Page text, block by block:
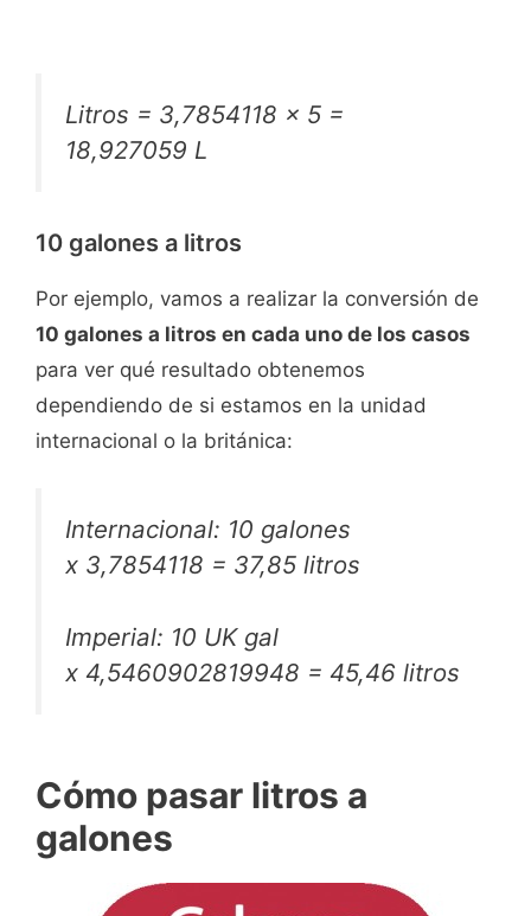
Litros = 3,7854118 x 5 =
18,927059 L
10 galones a litros
Por ejemplo, vamos a realizar la conversión de
10 galones a litros en cada uno de los casos
para ver qué resultado obtenemos
dependiendo de si estamos en la unidad
internacional o la británica:
Internacional: 10 galones
x 3,7854118 = 37,85 litros
Imperial: 10 UK gal
x 4,5460902819948 = 45,46 litros
Cómo pasar litros a
galones